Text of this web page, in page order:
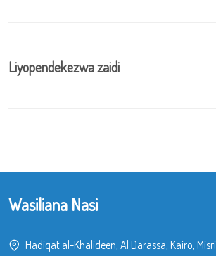
Liyopendekezwa zaidi
Wasiliana Nasi
Hadiqat al-Khalideen, Al Darassa, Kairo, Misri.